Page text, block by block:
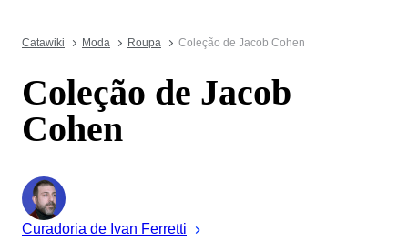
Catawiki Moda Roupa Coleção de Jacob Cohen
Coleção de Jacob
Cohen
Curadoria de Ivan Ferretti